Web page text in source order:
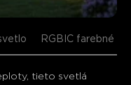
RGBIC farebné
tieto svetlá